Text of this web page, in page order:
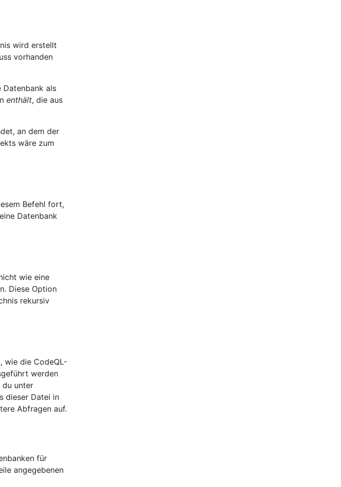
wird erstellt
vorhanden
Datenbank als
enthält, die aus
an dem der
wäre zum
Befehl fort,
Datenbank
wie eine
Diese Option
rekursiv
wie die CodeQL-
werden
du unter
dieser Datei in
Abfragen auf.
für
angegebenen